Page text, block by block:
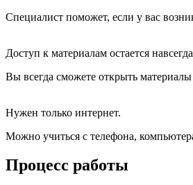
Специалист поможет, если у вас
Доступ к материалам остается
Вы всегда сможете открыть
Нужен только интернет.
Можно учиться с телефона,
Процесс работы